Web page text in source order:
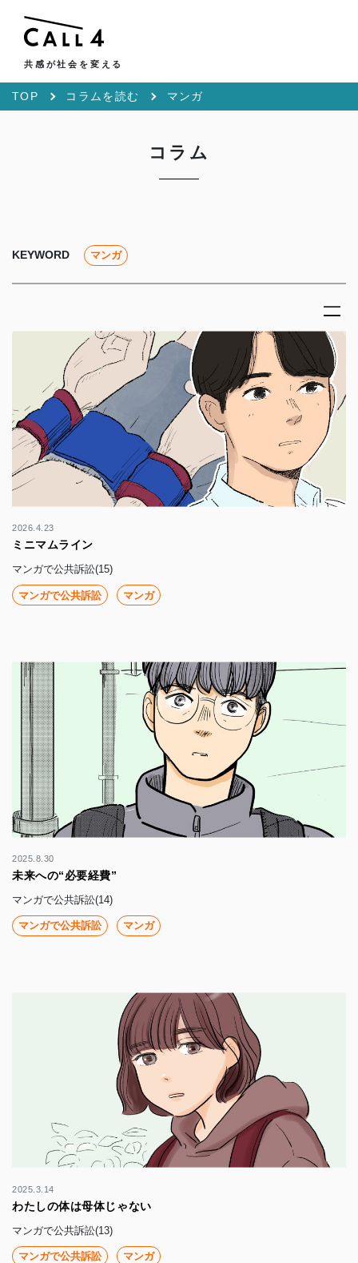
共感が社会を変える
TOP コラムを読む マンガ
コラム
KEYWORD マンガ
2026.4.23
ミニマムライン
マンガで公共訴訟(15)
マンガで公共訴訟 マンガ
2025.8.30
未来への“必要経費”
マンガで公共訴訟(14)
マンガで公共訴訟 マンガ
2025.3.14
わたしの体は母体じゃない
マンガで公共訴訟(13)
マンガで公共訴訟 マンガ